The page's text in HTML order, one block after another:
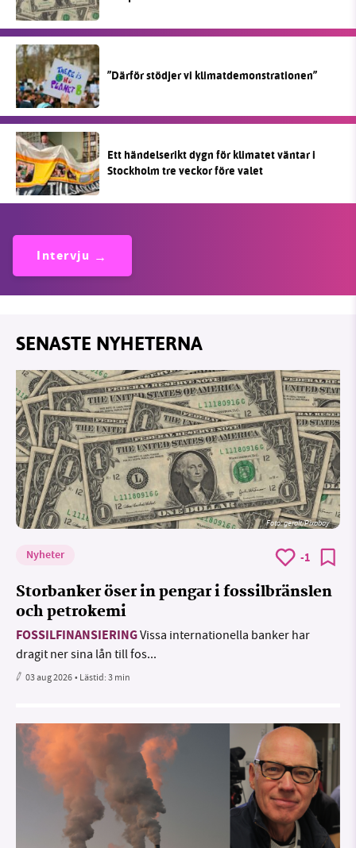
”Därför stödjer vi klimatdemonstrationen”
Ett händelserikt dygn för klimatet väntar i
Stockholm tre veckor före valet
Intervju
SENASTE NYHETERNA
Foto:geralt/Pixabay
Nyheter -1
Storbanker öser in pengar i fossilbränslen
och petrokemi
FOSSILFINANSIERINGVissa internationella banker har
dragit ner sina lån till fos...
03 aug 2026• Lästid:3 min